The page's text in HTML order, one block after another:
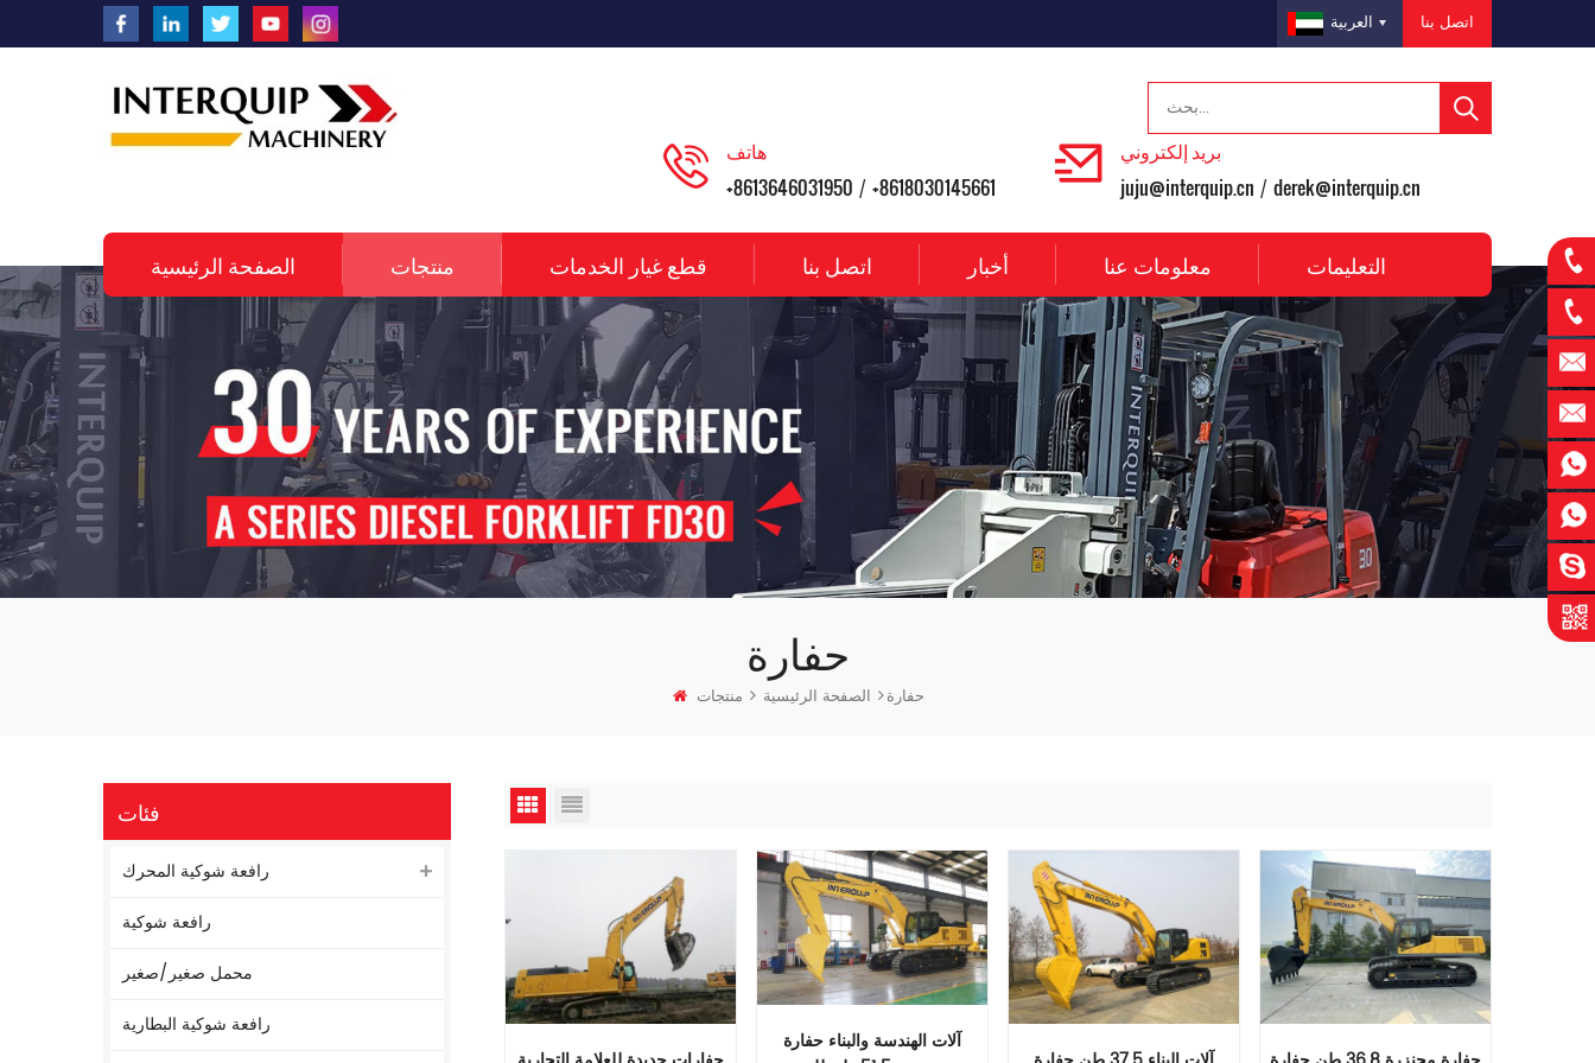
اتصل بنا العربية
هاتف
+8613646031950 / +8618030145661
بريد إلكتروني
juju@interquip.cn / derek@interquip.cn
الصفحة الرئيسية منتجات قطع غيار الخدمات اتصل بنا أخبار معلومات عنا التعليمات
حفارة
الصفحة الرئيسية منتجات حفارة
آلات الهندسة والبناء حفارة
فئات
رافعة شوكية المحرك
رافعة شوكية
محمل صغير/صغير
رافعة شوكية البطارية